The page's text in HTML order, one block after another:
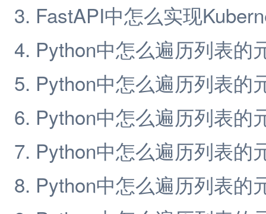
FastAPI中怎么实现
Python中怎么遍历列表的
Python中怎么遍历列表的
Python中怎么遍历列表的
Python中怎么遍历列表的
Python中怎么遍历列表的